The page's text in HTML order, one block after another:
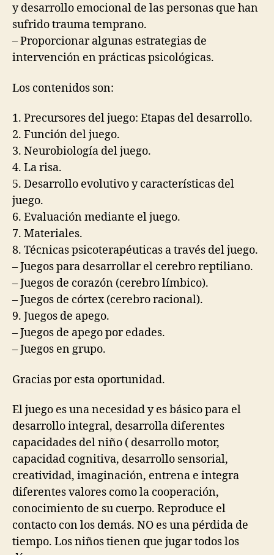
y desarrollo emocional de las personas que han
sufrido trauma temprano.
– Proporcionar algunas estrategias de
intervención en prácticas psicológicas.
Los contenidos son:
1. Precursores del juego: Etapas del desarrollo.
2. Función del juego.
3. Neurobiología del juego.
4. La risa.
5. Desarrollo evolutivo y características del
juego.
6. Evaluación mediante el juego.
7. Materiales.
8. Técnicas psicoterapéuticas a través del juego.
– Juegos para desarrollar el cerebro reptiliano.
– Juegos de corazón (cerebro límbico).
– Juegos de córtex (cerebro racional).
9. Juegos de apego.
– Juegos de apego por edades.
– Juegos en grupo.
Gracias por esta oportunidad.
El juego es una necesidad y es básico para el
desarrollo integral, desarrolla diferentes
capacidades del niño ( desarrollo motor,
capacidad cognitiva, desarrollo sensorial,
creatividad, imaginación, entrena e integra
diferentes valores como la cooperación,
conocimiento de su cuerpo. Reproduce el
contacto con los demás. NO es una pérdida de
tiempo. Los niños tienen que jugar todos los